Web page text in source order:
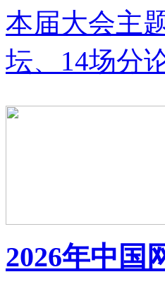
本届大会主
坛、14场分
2026年中国